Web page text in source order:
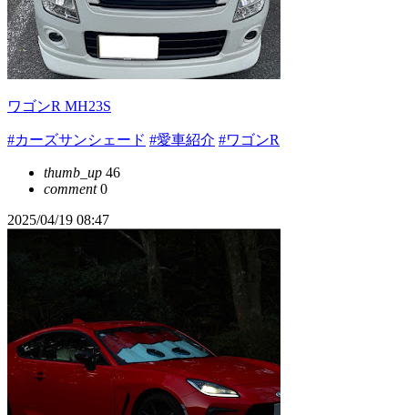
ワゴンR MH23S
#カーズサンシェード #愛車紹介 #ワゴンR
thumb_up 46
comment0
2025/04/19 08:47